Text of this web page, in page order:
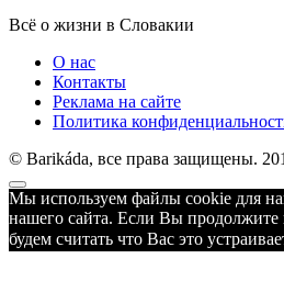
Всё о жизни в Словакии
О нас
Контакты
Реклама на сайте
Политика
© Barikáda, все права защищены.
Прокрутка
к
верху
Мы используем файлы cookie для
нашего сайта. Если Вы продолжите
будем считать что Вас это